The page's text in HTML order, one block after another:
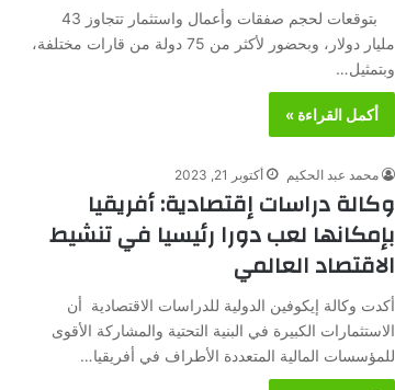
بتوقعات لحجم صفقات وأعمال واستثمار تتجاوز 43
مليار دولار، وبحضور لأكثر من 75 دولة من قارات مختلفة،
وبتمثيل…
أكمل القراءة »
محمد عبد الحكيم أكتوبر 21, 2023
وكالة دراسات إقتصادية: أفريقيا
بإمكانها لعب دورا رئيسيا في تنشيط
الاقتصاد العالمي
أكدت وكالة إيكوفين الدولية للدراسات الاقتصادية أن
الاستثمارات الكبيرة في البنية التحتية والمشاركة الأقوى
للمؤسسات المالية المتعددة الأطراف في أفريقيا…